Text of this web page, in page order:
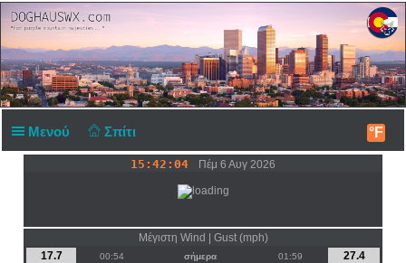
Μενού Σπίτι °F
15:42:04 Πέμ 6 Αυγ 2026
Μέγιστη Wind | Gust (mph)
17.7
00:54 σήμερα 01:59
27.4